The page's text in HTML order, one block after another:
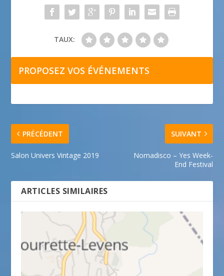
TAUX:
PROPOSEZ VOS ÉVÉNEMENTS
PRÉCÉDENT
Salon Univers Vintage 2019
SUIVANT
Nomadisco – Yes Week-
End Festival
ARTICLES SIMILAIRES